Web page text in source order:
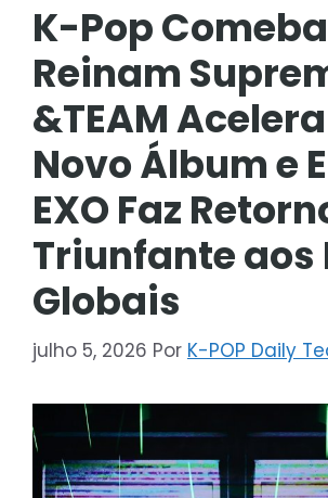
K-Pop
Reinam
&TEAM
Novo Álbum e
EXO Faz
Triunfante aos
Globais
julho 5, 2026 Por K-POP Daily